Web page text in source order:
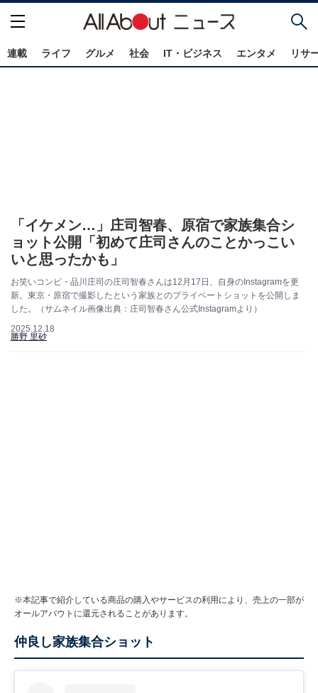
連載 ライフ グルメ 社会 IT・ビジネス エンタメ リサ
「イケメン…」庄司智春、原宿で家族集合シ
ョット公開「初めて庄司さんのことかっこい
いと思ったかも」
お笑いコンビ・品川庄司の庄司智春さんは12月17日、自身のInstagramを更
新。東京・原宿で撮影したという家族とのプライベートショットを公開しま
した。（サムネイル画像出典：庄司智春さん公式Instagramより）
2025.12.18
勝野 里砂
※本記事で紹介している商品の購入やサービスの利用により、売上の一部が
オールアバウトに還元されることがあります。
仲良し家族集合ショット